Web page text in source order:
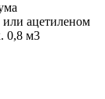
или ацетиленом
0,8 м3